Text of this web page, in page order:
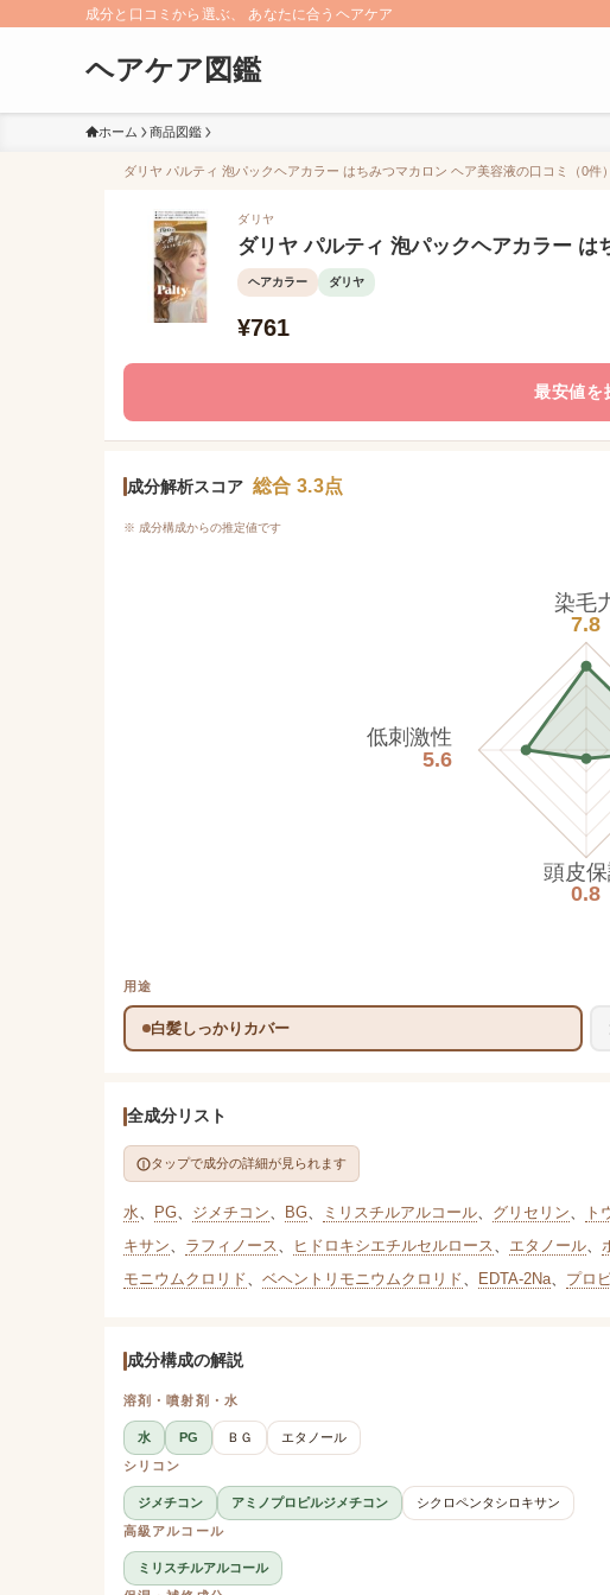
成分と口コミから選ぶ、 あなたに合うヘアケア
ヘアケア図鑑
ホーム 商品図鑑
ダリヤ パルティ 泡パックヘアカラー はちみつマカロン ヘア美容液の口コミ（0件
ダリヤ
ダリヤ パルティ 泡パックヘアカラー は
ヘアカラー ダリヤ
¥761
最安値を
成分解析スコア 総合 3.3点
※ 成分構成からの推定値です
染毛
7.8
頭皮
0.8
低刺激性
5.6
用途
白髪しっかりカバー
全成分リスト
タップで成分の詳細が見られます
水、 PG、 ジメチコン、 BG、 ミリスチルアルコール、 グリセリン、 ト
キサン、 ラフィノース、 ヒドロキシエチルセルロース、 エタノール、
モニウムクロリド、 ベヘントリモニウムクロリド、 EDTA-2Na、 プロ
成分構成の解説
溶剤・噴射剤・水
水 PG ＢＧ
エタノール
シリコン
ジメチコン アミノプロピルジメチコン
シクロペンタシロキサン
高級アルコール
ミリスチルアルコール